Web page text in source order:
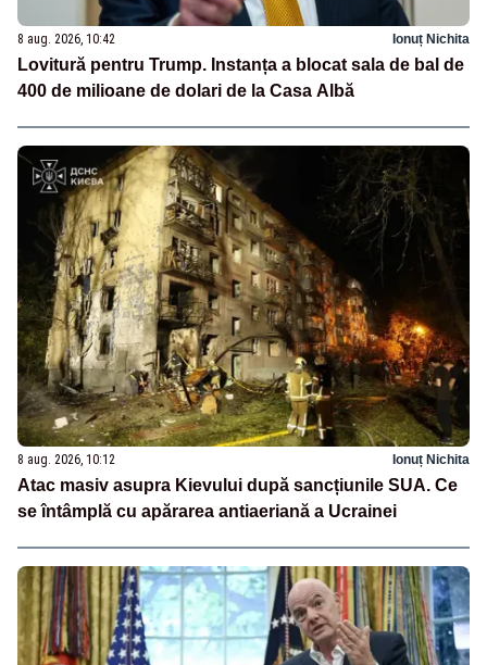
8 aug. 2026, 10:42 Ionuț Nichita
Lovitură pentru Trump. Instanța a blocat sala de bal de
400 de milioane de dolari de la Casa Albă
8 aug. 2026, 10:12 Ionuț Nichita
Atac masiv asupra Kievului după sancțiunile SUA. Ce
se întâmplă cu apărarea antiaeriană a Ucrainei